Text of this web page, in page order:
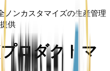
ノンカスタマイズの生産管理
供
プロダクトマ